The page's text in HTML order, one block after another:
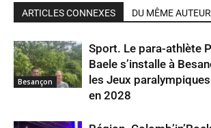
ARTICLES CONNEXES DU MÊME AUTEUR
Besançon
Sport. Le para-athlète
Baele s’installe à
les Jeux
en 2028